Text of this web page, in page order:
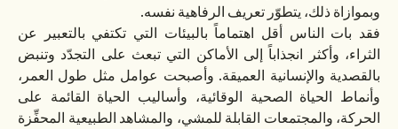
وبموازاة ذلك، يتطوّر تعريف الرفاهية نفسه.
فقد بات الناس أقل اهتماماً بالبيئات التي تكتفي بالتعبير عن
الثراء، وأكثر انجذاباً إلى الأماكن التي تبعث على التجدّد وتنبض
بالقصدية والإنسانية العميقة. وأصبحت عوامل مثل طول العمر،
وأنماط الحياة الصحية الوقائية، وأساليب الحياة القائمة على
الحركة، والمجتمعات القابلة للمشي، والمشاهد الطبيعية المحفِّزة